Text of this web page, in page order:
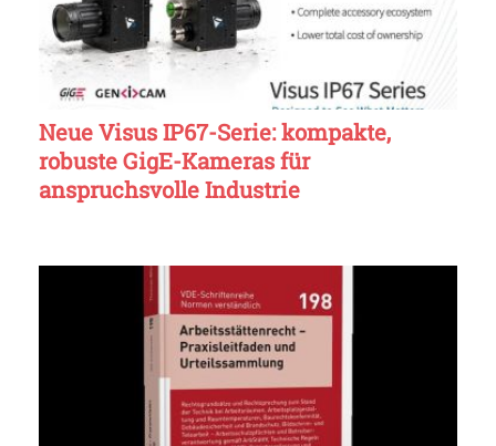
Neue Visus IP67-Serie: kompakte,
robuste GigE-Kameras für
anspruchsvolle Industrie